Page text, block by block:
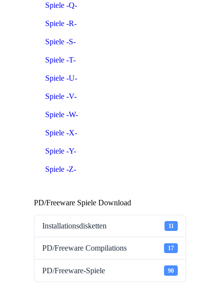
Spiele -Q-
Spiele -R-
Spiele -S-
Spiele -T-
Spiele -U-
Spiele -V-
Spiele -W-
Spiele -X-
Spiele -Y-
Spiele -Z-
PD/Freeware Spiele Download
Installationsdisketten 11
PD/Freeware Compilations 17
PD/Freeware-Spiele 90